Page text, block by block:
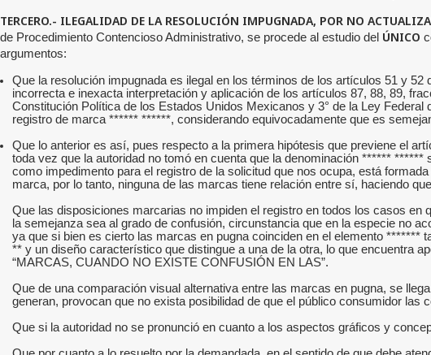
TERCERO.- ILEGALIDAD DE LA RESOLUCIÓN IMPUGNADA, POR NO
de Procedimiento Contencioso Administrativo, se procede al estudio del ÚNICO
argumentos:
Que la resolución impugnada es ilegal en los términos de los artículos 51 y
incorrecta e inexacta interpretación y aplicación de los artículos 87, 88, 89,
Constitución Política de los Estados Unidos Mexicanos y 3° de la Ley
registro de marca ****** ******, considerando equivocadamente que es
Que lo anterior es así, pues respecto a la primera hipótesis que previene el
toda vez que la autoridad no tomó en cuenta que la denominación ******
como impedimento para el registro de la solicitud que nos ocupa, está
marca, por lo tanto, ninguna de las marcas tiene relación entre sí, haciendo
Que las disposiciones marcarias no impiden el registro en todos los casos
la semejanza sea al grado de confusión, circunstancia que en la especie no
ya que si bien es cierto las marcas en pugna coinciden en el elemento
** y un diseño característico que distingue a una de la otra, lo que encuentra
“MARCAS, CUANDO NO EXISTE CONFUSIÓN EN LAS”.
Que de una comparación visual alternativa entre las marcas en pugna, se
generan, provocan que no exista posibilidad de que el público consumidor las
Que si la autoridad no se pronunció en cuanto a los aspectos gráficos y